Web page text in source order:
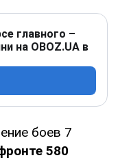
главного –
на OBOZ.UA в
боев 7
580